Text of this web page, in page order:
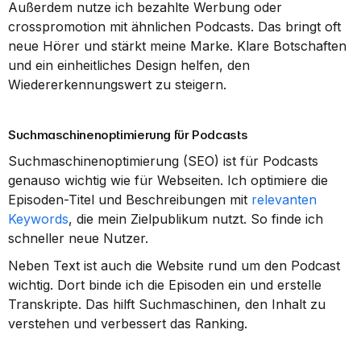
Außerdem nutze ich bezahlte Werbung oder
crosspromotion mit ähnlichen Podcasts. Das bringt oft
neue Hörer und stärkt meine Marke. Klare Botschaften
und ein einheitliches Design helfen, den
Wiedererkennungswert zu steigern.
Suchmaschinenoptimierung für Podcasts
Suchmaschinenoptimierung (SEO) ist für Podcasts
genauso wichtig wie für Webseiten. Ich optimiere die
Episoden-Titel und Beschreibungen mit relevanten
Keywords, die mein Zielpublikum nutzt. So finde ich
schneller neue Nutzer.
Neben Text ist auch die Website rund um den Podcast
wichtig. Dort binde ich die Episoden ein und erstelle
Transkripte. Das hilft Suchmaschinen, den Inhalt zu
verstehen und verbessert das Ranking.